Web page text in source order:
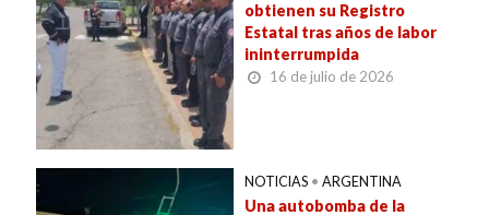
obtienen su Registro
Estatal tras años de labor
ininterrumpida
16 de julio de 2026
NOTICIAS • ARGENTINA
Una autobomba de la